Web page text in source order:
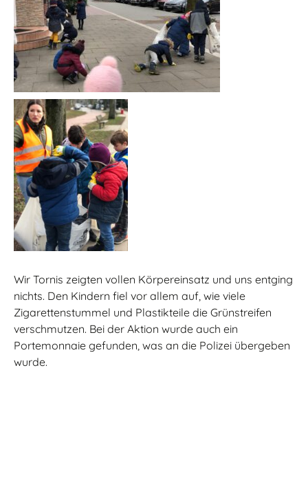
Wir Tornis zeigten vollen Körpereinsatz und uns entging
nichts. Den Kindern fiel vor allem auf, wie viele
Zigarettenstummel und Plastikteile die Grünstreifen
verschmutzen. Bei der Aktion wurde auch ein
Portemonnaie gefunden, was an die Polizei übergeben
wurde.